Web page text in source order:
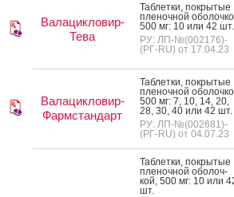
Валацикловир-
Тева
Таб­летки, пок­ры­тые
пле­ноч­ной
500 мг: 10 или 42 шт.
РУ: ЛП-№(002176)-
(РГ-RU) от 17.04.23
Валацикловир-
Фармстандарт
Таб­летки, пок­ры­тые
пле­ноч­ной
500 мг: 7, 10, 14, 20,
28, 30, 40 или 42 шт.
РУ: ЛП-№(002681)-
(РГ-RU) от 04.07.23
Таб­летки, пок­ры­тые
пле­ноч­ной обо­лоч­
кой, 500 мг: 10 или
шт.